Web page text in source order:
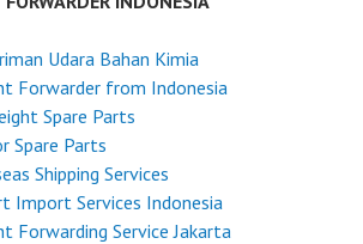
Udara Bahan Kimia
Forwarder from Indonesia
Spare Parts
Spare Parts
Shipping Services
Import Services Indonesia
Forwarding Service Jakarta